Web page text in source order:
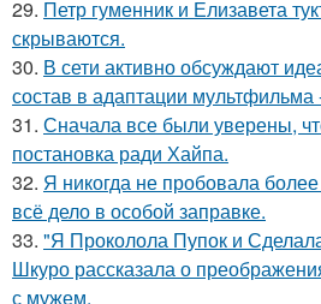
29. Петр гуменник и Елизавета
скрываются.
30. В сети активно обсуждают
состав в адаптации мультфильма
31. Сначала все были уверены,
постановка ради Хайпа.
32. Я никогда не пробовала более
всё дело в особой заправке.
33. "Я Проколола Пупок и
Шкуро рассказала о
с мужем.